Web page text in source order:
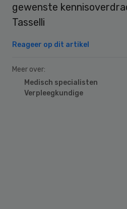
gewenste
Tasselli
Reageer op dit artikel
Meer over:
Medisch specialisten
Verpleegkundige